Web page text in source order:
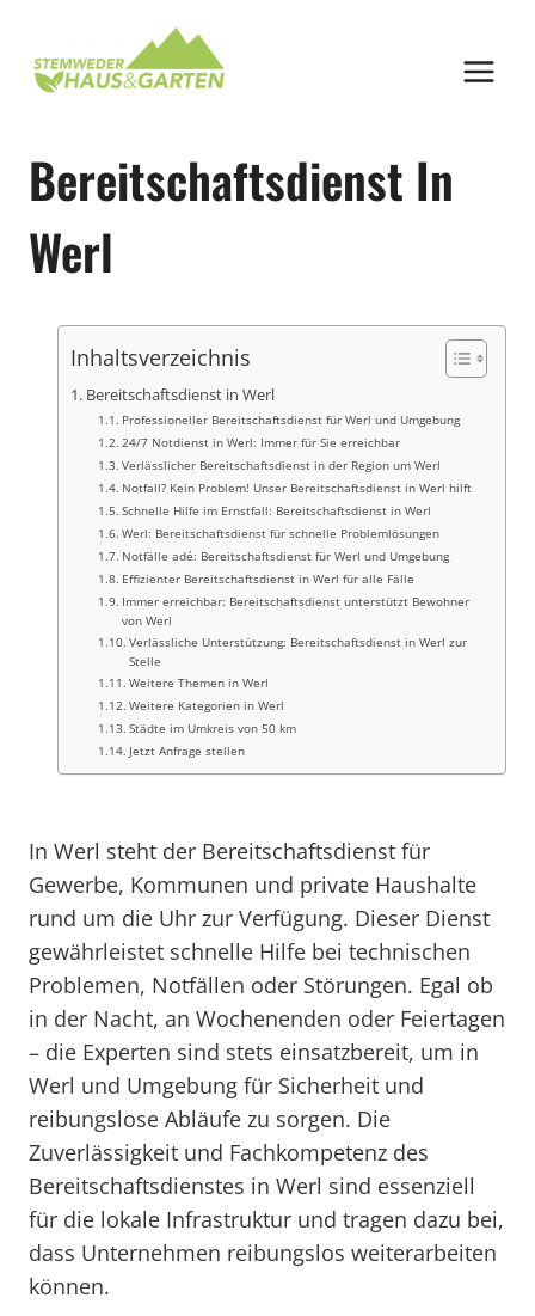
springen
Bereitschaftsdienst In
Werl
Inhaltsverzeichnis
Bereitschaftsdienst in Werl
Professioneller Bereitschaftsdienst für Werl und Umgebung
24/7 Notdienst in Werl: Immer für Sie erreichbar
Verlässlicher Bereitschaftsdienst in der Region um Werl
Notfall? Kein Problem! Unser Bereitschaftsdienst in Werl hilft
Schnelle Hilfe im Ernstfall: Bereitschaftsdienst in Werl
Werl: Bereitschaftsdienst für schnelle Problemlösungen
Notfälle adé: Bereitschaftsdienst für Werl und Umgebung
Effizienter Bereitschaftsdienst in Werl für alle Fälle
Immer erreichbar: Bereitschaftsdienst unterstützt Bewohner
von Werl
Verlässliche Unterstützung: Bereitschaftsdienst in Werl zur
Stelle
Weitere Themen in Werl
Weitere Kategorien in Werl
Städte im Umkreis von 50 km
Jetzt Anfrage stellen
In Werl steht der Bereitschaftsdienst für
Gewerbe, Kommunen und private Haushalte
rund um die Uhr zur Verfügung. Dieser Dienst
gewährleistet schnelle Hilfe bei technischen
Problemen, Notfällen oder Störungen. Egal ob
in der Nacht, an Wochenenden oder Feiertagen
– die Experten sind stets einsatzbereit, um in
Werl und Umgebung für Sicherheit und
reibungslose Abläufe zu sorgen. Die
Zuverlässigkeit und Fachkompetenz des
Bereitschaftsdienstes in Werl sind essenziell
für die lokale Infrastruktur und tragen dazu bei,
dass Unternehmen reibungslos weiterarbeiten
können.